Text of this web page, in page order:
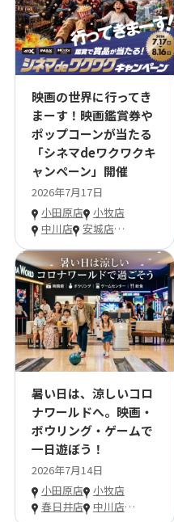
映画の世界に行ってき
まーす！映画鑑賞券や
ポップコーンが当たる
「シネマdeワクワクキ
ャンペーン」開催
2026年7月17日
小田原店
小牧店
中川店
安城店…
暑い日は、涼しいコロ
ナワールドへ。映画・
ボウリング・ゲームで
一日遊ぼう！
2026年7月14日
小田原店
小牧店
春日井店
中川店…